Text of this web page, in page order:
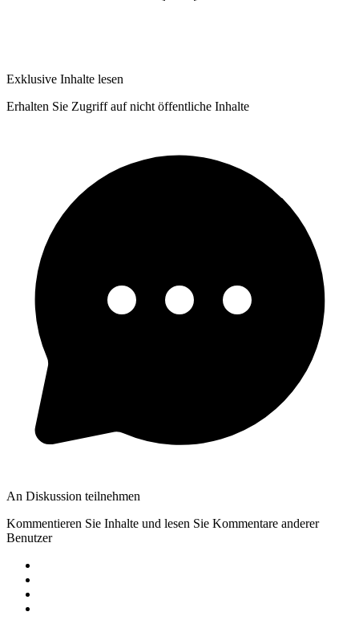
Exklusive Inhalte lesen
Erhalten Sie Zugriff auf nicht öffentliche Inhalte
An Diskussion teilnehmen
Kommentieren Sie Inhalte und lesen Sie Kommentare anderer
Benutzer